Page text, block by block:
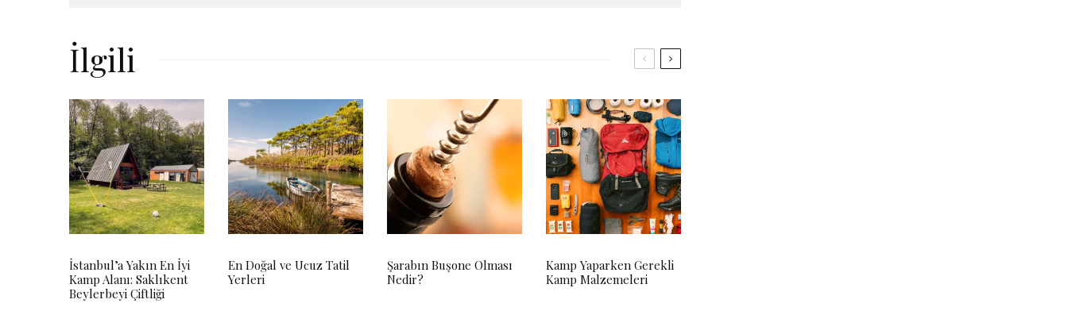
İlgili
İstanbul’a Yakın En İyi
Kamp Alanı: Saklıkent
Beylerbeyi Çiftliği
En Doğal ve Ucuz Tatil
Yerleri
Şarabın Buşone Olması
Nedir?
Kamp Yaparken Gerekli
Kamp Malzemeleri